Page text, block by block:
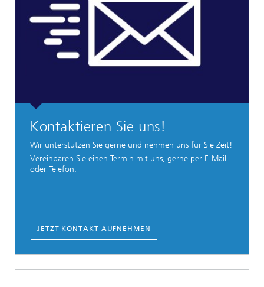
Kontaktieren Sie uns!
Wir unterstützen Sie gerne und nehmen uns für Sie Zeit!
Vereinbaren Sie einen Termin mit uns, gerne per E-Mail
oder Telefon.
JETZT KONTAKT AUFNEHMEN